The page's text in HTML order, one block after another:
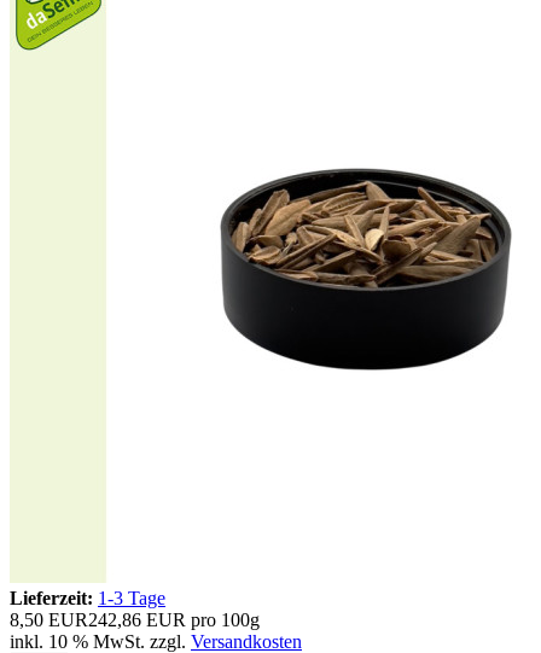
Lieferzeit: 1-3 Tage
8,50 EUR242,86 EUR pro 100g
inkl. 10 % MwSt. zzgl. Versandkosten